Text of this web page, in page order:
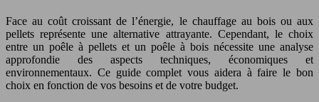
Face au coût croissant de l’énergie, le chauffage au bois ou aux
pellets représente une alternative attrayante. Cependant, le choix
entre un poêle à pellets et un poêle à bois nécessite une analyse
approfondie des aspects techniques, économiques et
environnementaux. Ce guide complet vous aidera à faire le bon
choix en fonction de vos besoins et de votre budget.